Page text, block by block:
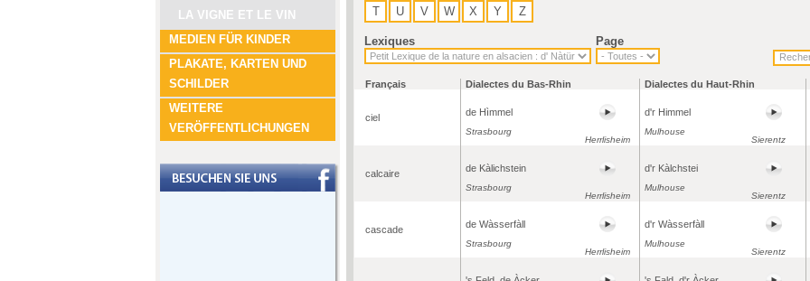
LA VIGNE ET LE VIN
MEDIEN FÜR KINDER
PLAKATE, KARTEN UND
SCHILDER
WEITERE
VERÖFFENTLICHUNGEN
T
U V W X Y Z
Lexiques Page
Français Dialectes du Bas-Rhin Dialectes du Haut-Rhin
ciel de Hìmmel
Strasbourg
Herrlisheim
d'r Himmel
Mulhouse
Sierentz
calcaire de Kàlichstein
Strasbourg
Herrlisheim
d'r Kàlchstei
Mulhouse
Sierentz
cascade de Wàsserfàll
Strasbourg
Herrlisheim
d'r Wàsserfàll
Mulhouse
Sierentz